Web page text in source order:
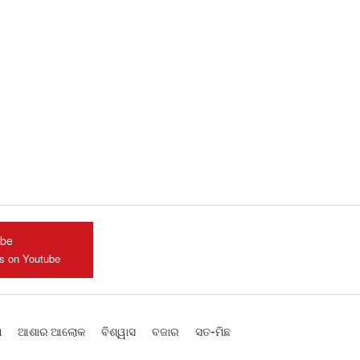
on Youtube
ଆଶାର ଆଲୋକ ବିଶ୍ୱାସ ବଜାର ସତ-ମିଛ